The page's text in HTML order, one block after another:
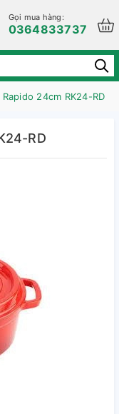
Gọi mua hàng:
0364833737
24cm RK24-RD
RD